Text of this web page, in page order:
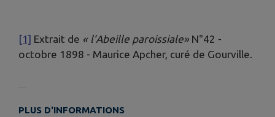
[1] Extrait de « l’Abeille paroissiale» N°42 -
octobre 1898 - Maurice Apcher, curé de Gourville.
PLUS D'INFORMATIONS